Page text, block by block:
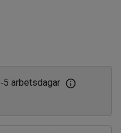
‑5 arbetsdagar